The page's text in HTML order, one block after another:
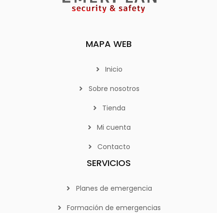
MAPA WEB
Inicio
Sobre nosotros
Tienda
Mi cuenta
Contacto
SERVICIOS
Planes de emergencia
Formación de emergencias